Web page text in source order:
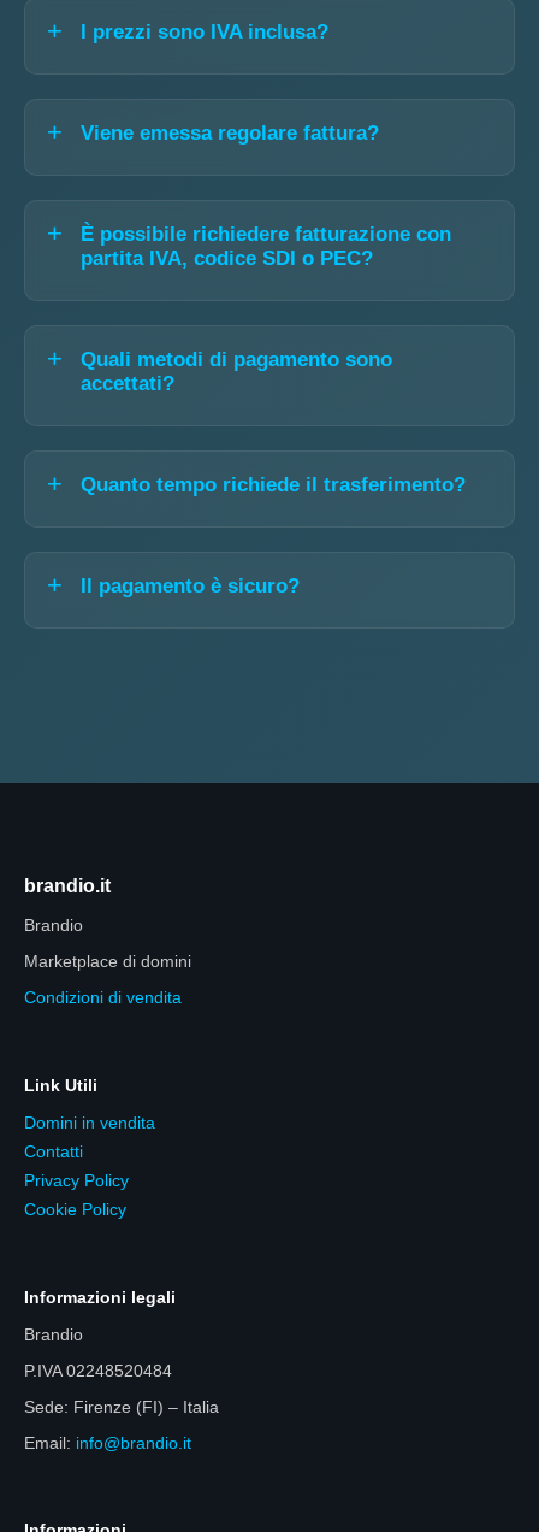
I prezzi sono IVA inclusa?
Viene emessa regolare fattura?
È possibile richiedere fatturazione con
partita IVA, codice SDI o PEC?
Quali metodi di pagamento sono
accettati?
Quanto tempo richiede il trasferimento?
Il pagamento è sicuro?
brandio.it
Brandio
Marketplace di domini
Condizioni di vendita
Link Utili
Domini in vendita
Contatti
Privacy Policy
Cookie Policy
Informazioni legali
Brandio
P.IVA 02248520484
Sede: Firenze (FI) – Italia
Email: info@brandio.it